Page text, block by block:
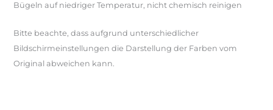
Bügeln auf niedriger Temperatur, nicht chemisch reinigen
Bitte beachte, dass aufgrund unterschiedlicher
Bildschirmeinstellungen die Darstellung der Farben vom
Original abweichen kann.